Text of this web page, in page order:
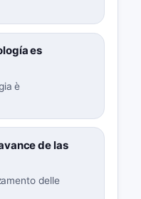
es
è
de las
delle